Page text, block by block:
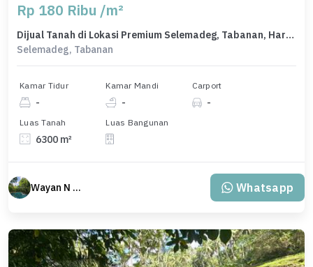
Rp 180 Ribu /m²
Dijual Tanah di Lokasi Premium Selemadeg, Tabanan, Harga 1,13 Miliar
Selemadeg, Tabanan
Kamar Tidur
-
Kamar Mandi
-
Carport
-
Luas Tanah
6300 m²
Luas Bangunan
Wayan N Bali Whatsapp